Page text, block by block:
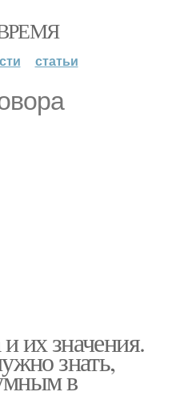
статьи
их значения.
знать,
в